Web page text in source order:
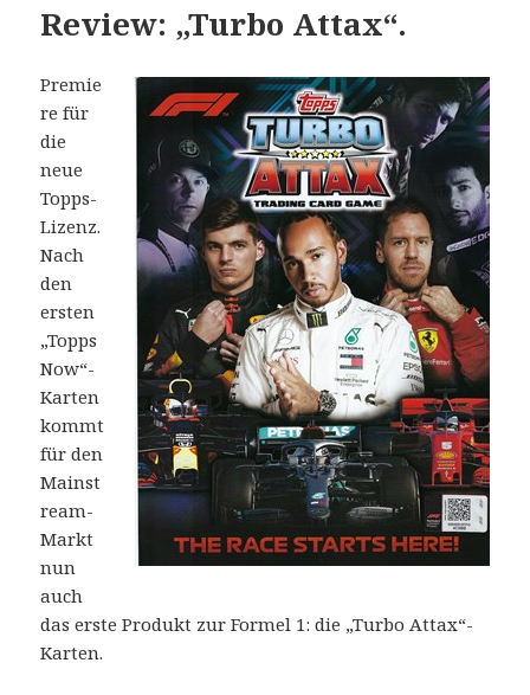
Review: „Turbo Attax“.
Premie
re für
die
neue
Topps-
Lizenz.
Nach
den
ersten
„Topps
Now“-
Karten
kommt
für den
Mainst
ream-
Markt
nun
auch
das erste Produkt zur Formel 1: die „Turbo Attax“-
Karten.